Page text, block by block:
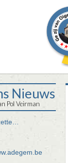
Nieuws
Pol Veirman